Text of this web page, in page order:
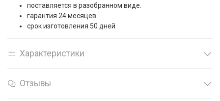
поставляется в разобранном виде.
гарантия 24 месяцев.
срок изготовления 50 дней.
Характеристики
Отзывы